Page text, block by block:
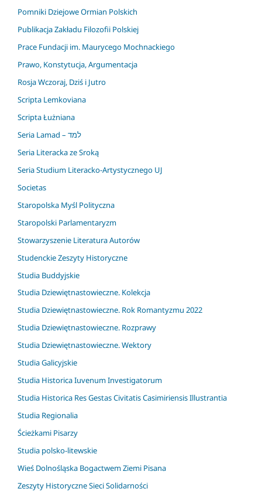
Pomniki Dziejowe Ormian Polskich
Publikacja Zakładu Filozofii Polskiej
Prace Fundacji im. Maurycego Mochnackiego
Prawo, Konstytucja, Argumentacja
Rosja Wczoraj, Dziś i Jutro
Scripta Lemkoviana
Scripta Łużniana
Seria Lamad – למד
Seria Literacka ze Sroką
Seria Studium Literacko-Artystycznego UJ
Societas
Staropolska Myśl Polityczna
Staropolski Parlamentaryzm
Stowarzyszenie Literatura Autorów
Studenckie Zeszyty Historyczne
Studia Buddyjskie
Studia Dziewiętnastowieczne. Kolekcja
Studia Dziewiętnastowieczne. Rok Romantyzmu 2022
Studia Dziewiętnastowieczne. Rozprawy
Studia Dziewiętnastowieczne. Wektory
Studia Galicyjskie
Studia Historica Iuvenum Investigatorum
Studia Historica Res Gestas Civitatis Casimiriensis Illustrantia
Studia Regionalia
Ścieżkami Pisarzy
Studia polsko-litewskie
Wieś Dolnośląska Bogactwem Ziemi Pisana
Zeszyty Historyczne Sieci Solidarności